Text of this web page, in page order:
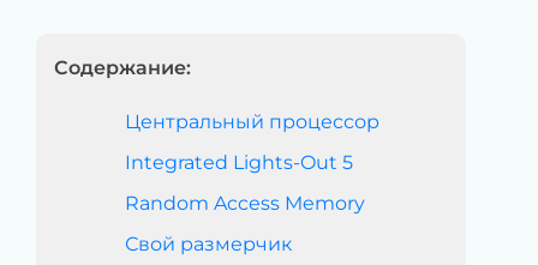
Содержание:
Центральный процессор
Integrated Lights-Out 5
Random Access Memory
Свой размерчик